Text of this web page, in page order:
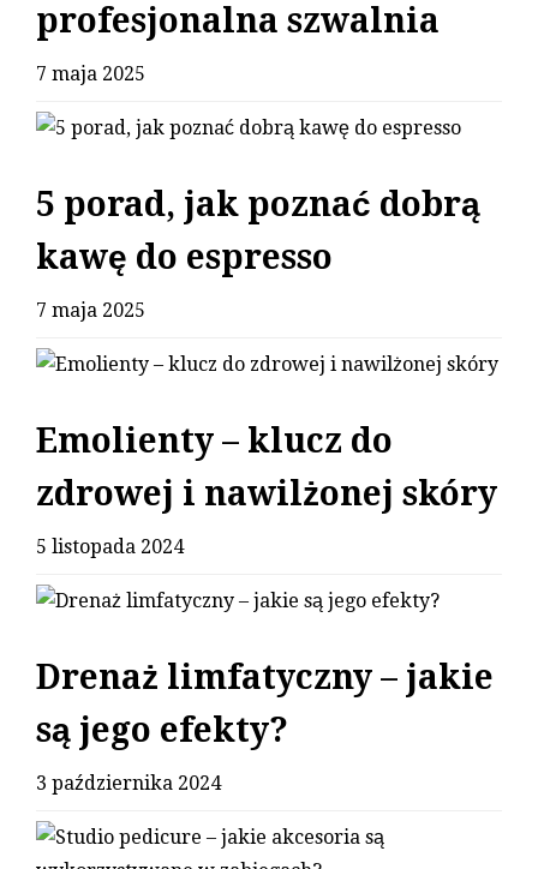
profesjonalna szwalnia
7 maja 2025
5 porad, jak poznać dobrą
kawę do espresso
7 maja 2025
Emolienty – klucz do
zdrowej i nawilżonej skóry
5 listopada 2024
Drenaż limfatyczny – jakie
są jego efekty?
3 października 2024